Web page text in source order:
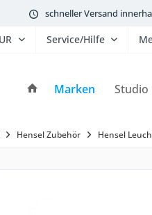
schneller Versand
Service/Hilfe
Marken Studio
Hensel Zubehör Hensel